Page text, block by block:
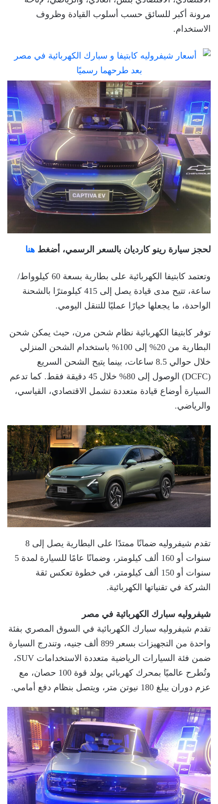
مرونة أكبر للسائق حسب أسلوب القيادة وظروف
الاستخدام.
لحجز سيارة رينو كارديان بالسعر الرسمي، أضغط هنا
وتعتمد كابتيفا الكهربائية على بطارية بسعة 60 كيلوواط/
ساعة، تتيح مدى قيادة يصل إلى 415 كيلومترًا بالشحنة
الواحدة، ما يجعلها خيارًا عمليًا للتنقل اليومي.
توفر كابتيفا الكهربائية نظام شحن مرن، حيث يمكن شحن
البطارية من 20% إلى 100% باستخدام الشحن المنزلي
خلال حوالي 8.5 ساعات، بينما يتيح الشحن السريع
(DCFC) الوصول إلى 80% خلال 45 دقيقة فقط. كما تدعم
السيارة أوضاع قيادة متعددة تشمل الاقتصادي، القياسي،
والرياضي.
تقدم شيفروليه ضمانًا ممتدًا على البطارية يصل إلى 8
سنوات أو 160 ألف كيلومتر، وضمانًا عامًا للسيارة لمدة 5
سنوات أو 150 ألف كيلومتر، في خطوة تعكس ثقة
الشركة في تقنياتها الكهربائية.
شيفروليه سبارك الكهربائية في مصر
تقدم شيفروليه سبارك الكهربائية في السوق المصري بفئة
واحدة من التجهيزات بسعر 899 ألف جنيه، وتندرج السيارة
ضمن فئة السيارات الرياضية متعددة الاستخدامات SUV،
وتُطرح عالميًا بمحرك كهربائي يولد قوة 100 حصان، مع
عزم دوران يبلغ 180 نيوتن متر، ويتصل بنظام دفع أمامي.